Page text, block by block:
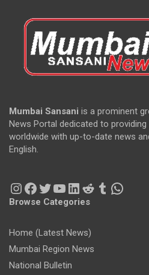
Mumbai Sansani is a prominent
News Portal dedicated to
worldwide with up-to-date news
English.
Instagram
Facebook
Twitter
YouTube
LinkedIn
Reddit
Tumblr
Browse Categories
Home (Latest News)
Mumbai Region News
National Bulletin